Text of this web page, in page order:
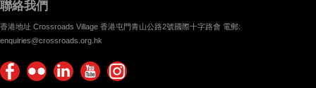
聯絡我們
香港地址 Crossroads Village 香港屯門青山公路2號國際十字路會 電郵:
enquiries@crossroads.org.hk